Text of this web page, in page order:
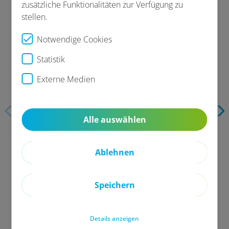
Das Gesundheitstelefon überzeugt nicht nur in
Umsetzung. Ich durfte mich vor Ort von der
hohen fachlichen Qualität, der empathischen
Gesprächsführung und der erfolgreichen
Eine Leistung, die unseren Versicherten echten
Mehrwert bietet.
Fachreferentin Gesundheitsmanagement,
zusätzliche Funktionalitäten zur Verfügung zu
stellen.
Notwendige Cookies
Statistik
Externe Medien
Alle auswählen
Ablehnen
Speichern
Details anzeigen